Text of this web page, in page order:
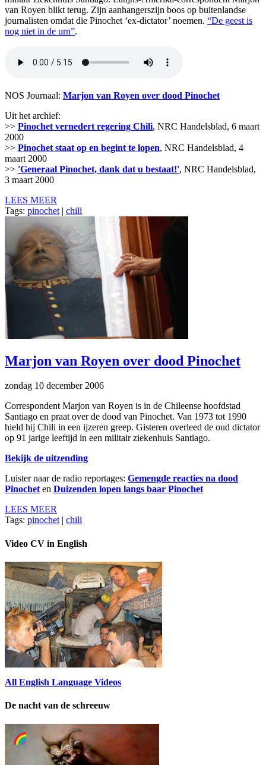
van Royen blikt terug. Zijn aanhangerszijn boos op buitenlandse
journalisten omdat die Pinochet ‘ex-dictator’ noemen. “De geest is
nog niet in de urn”.
NOS Journaal: Marjon van Royen over dood Pinochet
Uit het archief:
>> Pinochet vernedert regering Chili, NRC Handelsblad, 6 maart
2000
>> Pinochet staat op en begint te lopen, NRC Handelsblad, 4
maart 2000
>> 'Generaal Pinochet, dank dat u bestaat!', NRC Handelsblad,
3 maart 2000
LEES MEER
Tags: pinochet | chili
Marjon van Royen over dood Pinochet
zondag 10 december 2006
Correspondent Marjon van Royen is in de Chileense hoofdstad
Santiago en praat over de dood van Pinochet. Van 1973 tot 1990
hield hij Chili in een ijzeren greep. Gisteren overleed de oud dictator
op 91 jarige leeftijd in een militair ziekenhuis Santiago.
Bekijk de uitzending
Luister naar de radio reportages: Gemengde reacties na dood
Pinocheten Duizenden lopen langs baar Pinochet
LEES MEER
Tags: pinochet| chili
Video CV in English
All English Language Videos
De nacht van de schreeuw